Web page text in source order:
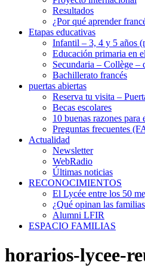
Resultados
¿Por qué aprender
Etapas educativas
Infantil – 3, 4 y 5 años
Educación primaria en
Secundaria – Collège –
Bachillerato francés
puertas abiertas
Reserva tu visita –
Becas escolares
10 buenas razones para
Preguntas frecuentes
Actualidad
Newsletter
WebRadio
Últimas noticias
RECONOCIMIENTOS
El Lycée entre los 50
¿Qué opinan las
Alumni LFIR
ESPACIO FAMILIAS
horarios-lycee-